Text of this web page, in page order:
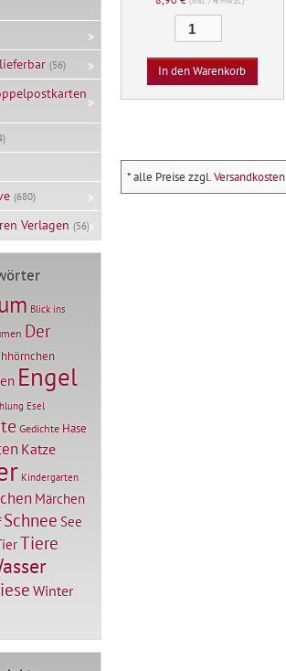
arbeiten
Puppen
für
unsere
In den Warenkorb
* alle Preise zzgl.Versandkosten
(56)
(680)
Verlagen (56)
Blick ins
Der
Engel
Esel
Gedichte Hase
Katze
Kindergarten
Märchen
Schnee See
Tiere
Winter